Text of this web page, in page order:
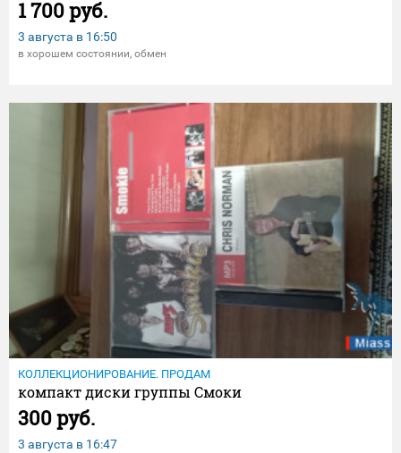
1 700 руб.
3 августа в 16:50
в хорошем состоянии, обмен
КОЛЛЕКЦИОНИРОВАНИЕ. ПРОДАМ
компакт диски группы Смоки
300 руб.
3 августа в 16:47